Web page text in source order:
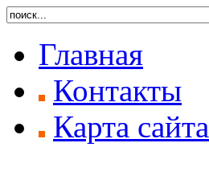
Главная
Контакты
Карта сайта